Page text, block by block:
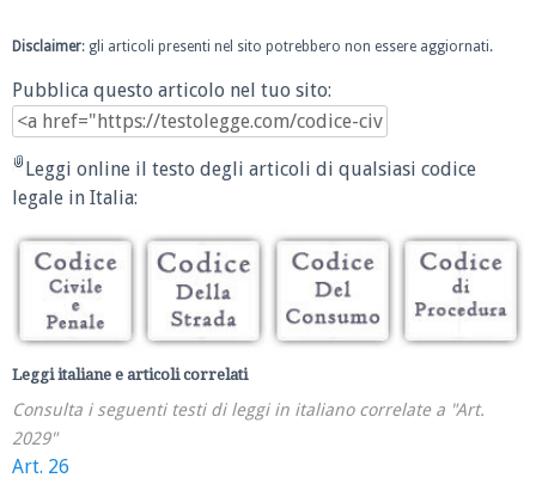
Disclaimer: gli articoli presenti nel sito potrebbero non essere aggiornati.
Pubblica questo articolo nel tuo sito:
Leggi online il testo degli articoli di qualsiasi codice
legale in Italia:
Leggi italiane e articoli correlati
Consulta i seguenti testi di leggi in italiano correlate a "Art.
2029"
Art. 26